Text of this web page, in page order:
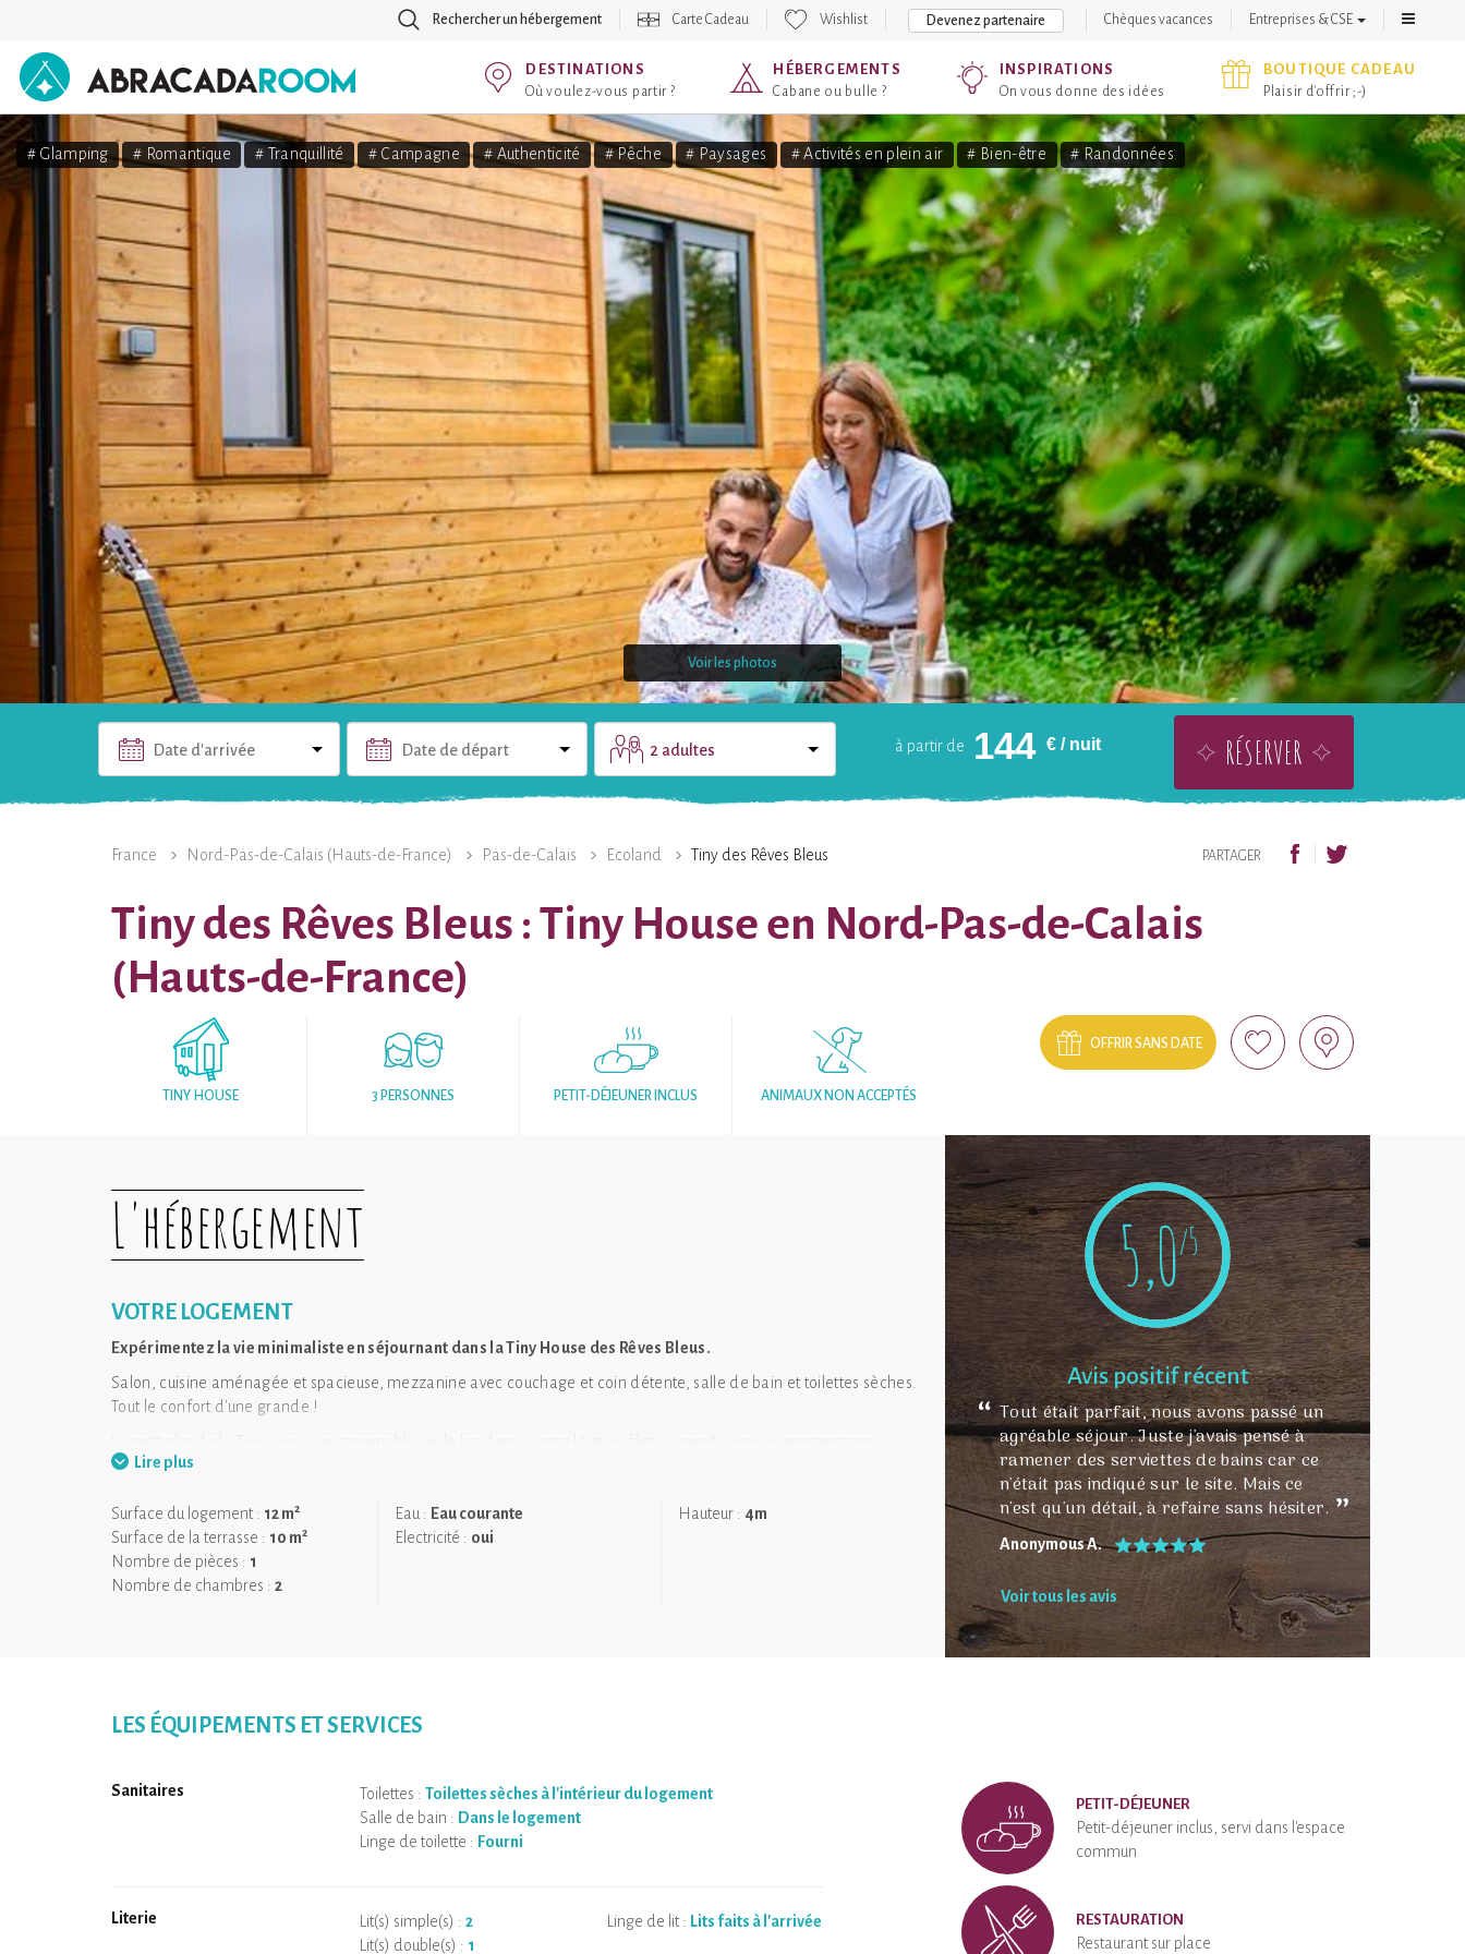
Rechercher un hébergement Carte Cadeau Wishlist Devenez partenaire Chèques vacances Entreprises & CSE
AbracadaRoom DESTINATIONS
Où voulez-vous partir ?
HÉBERGEMENTS
Cabane ou bulle ?
INSPIRATIONS
On vous donne des idées
BOUTIQUE CADEAU
Plaisir d'offrir ;-)
# Glamping # Romantique # Tranquillité # Campagne # Authenticité # Pêche # Paysages # Activités en plein air # Bien-être # Randonnées
Voir les photos
à partir de 144 €/ nuit
Date d'arrivée Date de départ 2 adultes RÉSERVER
France Nord-Pas-de-Calais (Hauts-de-France) Pas-de-Calais Ecoland Tiny des Rêves Bleus PARTAGER
Tiny des Rêves Bleus : Tiny House en Nord-Pas-de-Calais
(Hauts-de-France)
TINY HOUSE 3 PERSONNES PETIT-DÉJEUNER INCLUS ANIMAUX NON ACCEPTÉS
OFFRIR SANS DATE
L'hébergement
VOTRE LOGEMENT
Expérimentez la vie minimaliste en séjournant dans la Tiny House des Rêves Bleus.
Salon, cuisine aménagée et spacieuse, mezzanine avec couchage et coin détente, salle de bain et toilettes sèches.
Tout le confort d'une grande !
Star du mouvement prônant la simplicité, "Tiny House", traduit en français par "minuscule maison" est un concept à
accueillant où l'on se sent tout de suite chez soi.
À noter :
Dormir sous les toits, atteindre son nid par une échelle de meunier, sentir le bois sous ses pas… La mezzanine est
Lire plus
Surface du logement : 12 m2
Surface de la terrasse : 10 m2
Nombre de pièces : 1
Nombre de chambres : 2
Eau : Eau courante
Electricité : oui
Hauteur : 4m
5,0/5
Avis positif récent
Tout était parfait, nous avons passé un
agréable séjour. Juste j'avais pensé à
ramener des serviettes de bains car ce
n'était pas indiqué sur le site. Mais ce
n'est qu'un détail, à refaire sans hésiter.
Anonymous A.
Voir tous les avis
LES ÉQUIPEMENTS ET SERVICES
Sanitaires Toilettes : Toilettes sèches à l'intérieur du logement
Salle de bain : Dans le logement
Linge de toilette : Fourni
Literie Lit(s) simple(s) : 2
Lit(s) double(s) : 1
Linge de lit : Lits faits à l'arrivée
PETIT-DÉJEUNER
Petit-déjeuner inclus, servi dans l'espace
commun
RESTAURATION
Restaurant sur place